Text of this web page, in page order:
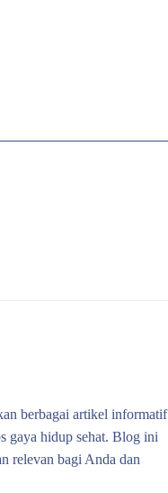
berbagai artikel informatif
gaya hidup sehat. Blog ini
relevan bagi Anda dan